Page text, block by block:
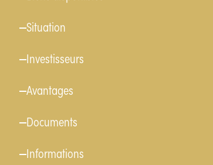
Situation
Investisseurs
Avantages
Documents
Informations